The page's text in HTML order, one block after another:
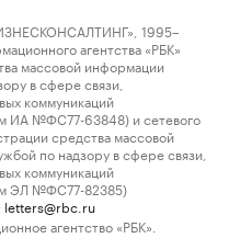
1995–
агентства «РБК»
массовой информации
в сфере связи,
коммуникаций
ИА №ФС77-63848) и сетевого
средства массовой
по надзору в сфере связи,
коммуникаций
ЭЛ №ФС77-82385)
letters@rbc.ru
агентство «РБК».